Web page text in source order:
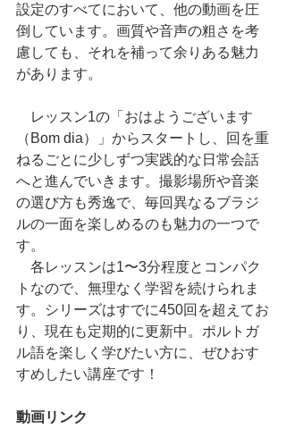
設定のすべてにおいて、他の動画を圧
倒しています。画質や音声の粗さを考
慮しても、それを補って余りある魅力
があります。
レッスン1の「おはようございます
（Bom dia）」からスタートし、回を重
ねるごとに少しずつ実践的な日常会話
へと進んでいきます。撮影場所や音楽
の選び方も秀逸で、毎回異なるブラジ
ルの一面を楽しめるのも魅力の一つで
す。
各レッスンは1〜3分程度とコンパク
トなので、無理なく学習を続けられま
す。シリーズはすでに450回を超えてお
り、現在も定期的に更新中。ポルトガ
ル語を楽しく学びたい方に、ぜひおす
すめしたい講座です！
動画リンク